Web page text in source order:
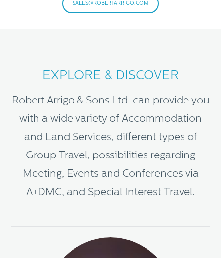
SALES@ROBERTARRIGO.COM
EXPLORE & DISCOVER
Robert Arrigo & Sons Ltd. can provide you
with a wide variety of Accommodation
and Land Services, different types of
Group Travel, possibilities regarding
Meeting, Events and Conferences via
A+DMC, and Special Interest Travel.